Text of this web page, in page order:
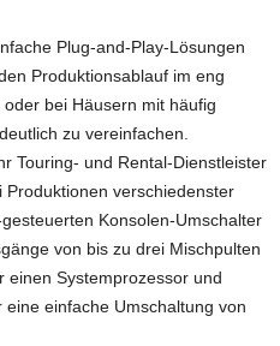
Plug-and-Play-Lösungen
Produktionsablauf im eng
bei Häusern mit häufig
zu vereinfachen.
Touring- und Rental-Dienstleister
verschiedenster
Konsolen-Umschalter
von bis zu drei Mischpulten
einen Systemprozessor und
einfache Umschaltung von